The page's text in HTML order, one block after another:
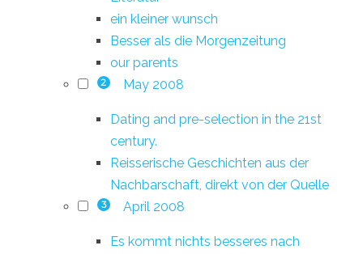
ein kleiner wunsch
Besser als die Morgenzeitung
our parents
2 May 2008
Dating and pre-selection in the 21st
century.
Reisserische Geschichten aus der
Nachbarschaft, direkt von der Quelle
3 April 2008
Es kommt nichts besseres nach